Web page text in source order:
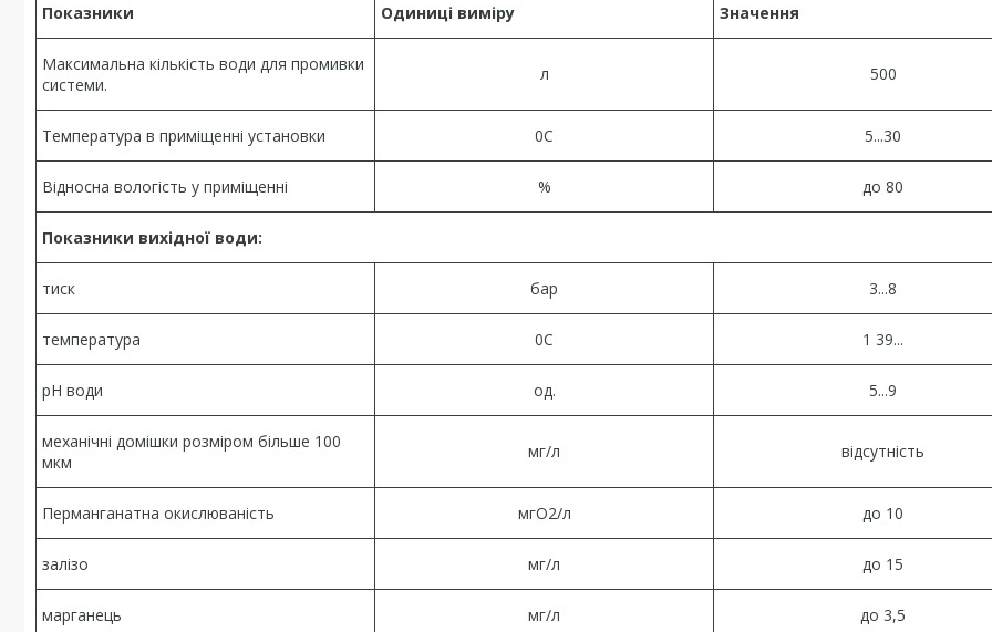
Показники Одиниці виміру Значення
Максимальна кількість води для промивки
системи.
л 500
Температура в приміщенні установки 0С 5...30
Відносна вологість у приміщенні % до 80
Показники вихідної води:
тиск бар 3...8
температура 0С 1 39...
рН води од. 5...9
механічні домішки розміром більше 100
мкм
мг/л відсутність
Перманганатна окислюваність мгО2/л до 10
залізо мг/л до 15
марганець мг/л до 3,5